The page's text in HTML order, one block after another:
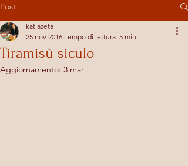
Post
Tiramisù siculo
katiazeta
25 nov 2016 Tempo di lettura: 5 min
Aggiornamento: 3 mar